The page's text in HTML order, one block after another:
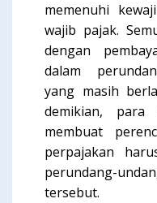
memenuhi
wajib pajak.
dengan
dalam
yang masih
demikian, para
membuat
perpajakan
perundang-
tersebut.